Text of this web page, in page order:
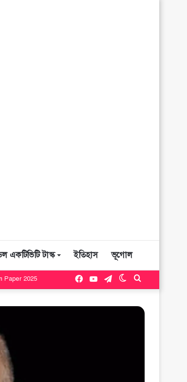
একটিভিটি টাস্ক ইতিহাস ভূগোল
Paper 2025
Search
Switch
Telegram
YouTube
Facebook